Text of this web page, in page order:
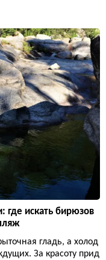
где искать бирюзов
гладь, а холод
За красоту прид